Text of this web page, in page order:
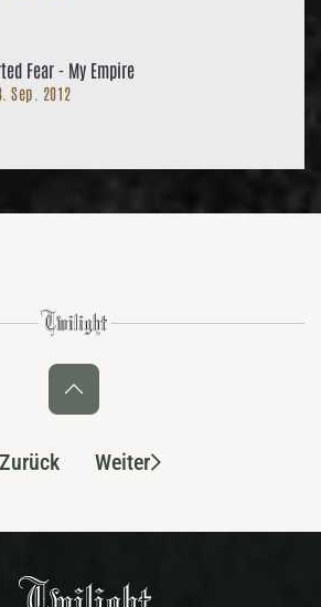
Fear - My Empire
Sep. 2012
Zurück Weiter